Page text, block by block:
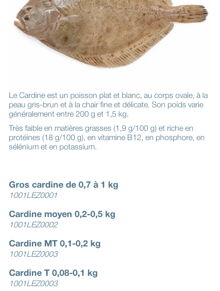
Le Cardine est un poisson plat et blanc, au corps ovale, à la
peau gris-brun et à la chair fine et délicate. Son poids varie
généralement entre 200 g et 1,5 kg.
Très faible en matières grasses (1,9 g/100 g) et riche en
protéines (18 g/100 g), en vitamine B12, en phosphore, en
sélénium et en potassium.
Gros cardine de 0,7 à 1 kg
1001LEZ0001
Cardine moyen 0,2-0,5 kg
1001LEZ0002
Cardine MT 0,1-0,2 kg
1001LEZ0003
Cardine T 0,08-0,1 kg
1001LEZ0003